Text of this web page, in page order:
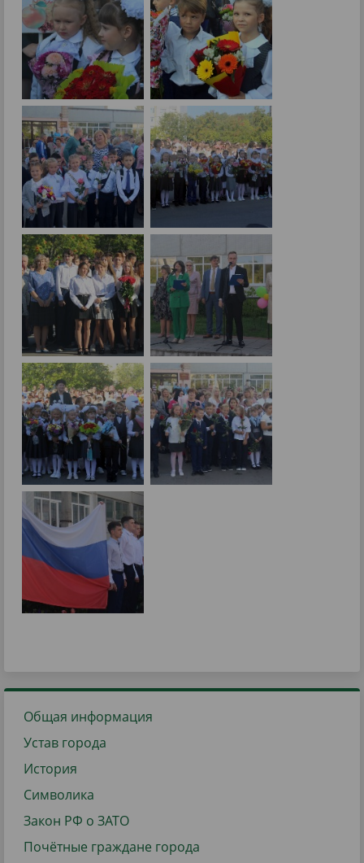
Общая информация
Устав города
История
Символика
Закон РФ о ЗАТО
Почётные граждане города